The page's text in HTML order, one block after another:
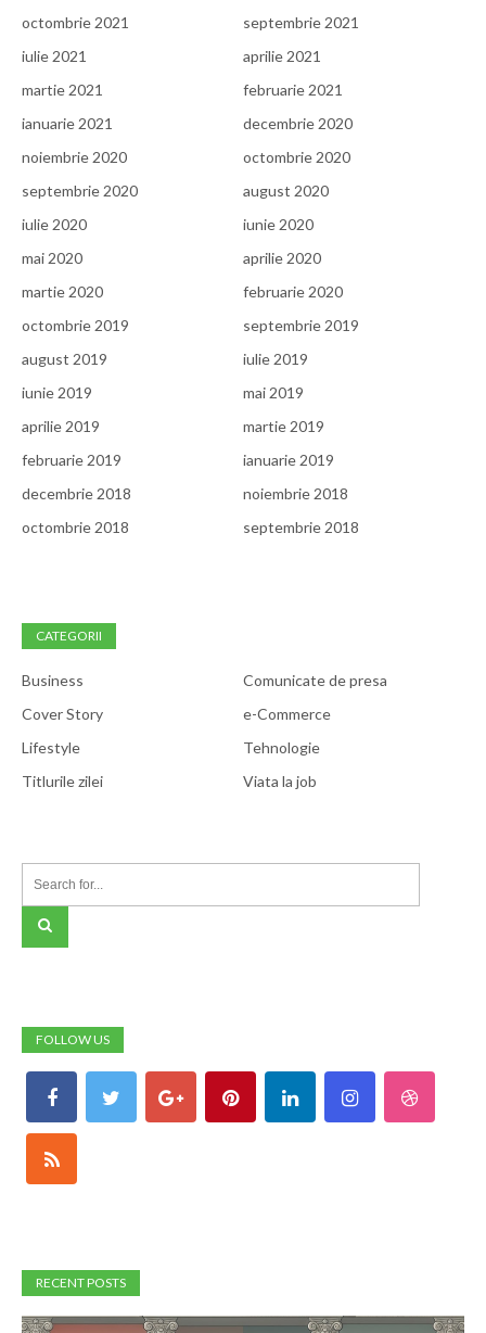
octombrie 2021
septembrie 2021
iulie 2021
aprilie 2021
martie 2021
februarie 2021
ianuarie 2021
decembrie 2020
noiembrie 2020
octombrie 2020
septembrie 2020
august 2020
iulie 2020
iunie 2020
mai 2020
aprilie 2020
martie 2020
februarie 2020
octombrie 2019
septembrie 2019
august 2019
iulie 2019
iunie 2019
mai 2019
aprilie 2019
martie 2019
februarie 2019
ianuarie 2019
decembrie 2018
noiembrie 2018
octombrie 2018
septembrie 2018
CATEGORII
Business
Comunicate de presa
Cover Story
e-Commerce
Lifestyle
Tehnologie
Titlurile zilei
Viata la job
FOLLOW US
RECENT POSTS